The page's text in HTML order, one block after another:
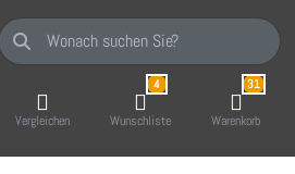
Geben Sie einen Suchbegriff ein. Während
Vergleichen
4
Wunschliste
31
Warenkorb